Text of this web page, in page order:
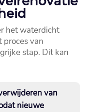
het waterdicht
proces van
stap.​ Dit kan
van
nieuwe